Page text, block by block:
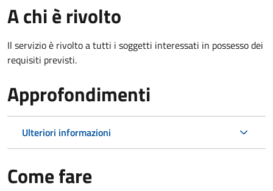
A chi è rivolto
Il servizio è rivolto a tutti i soggetti interessati in possesso dei
requisiti previsti.
Approfondimenti
Ulteriori informazioni
Come fare